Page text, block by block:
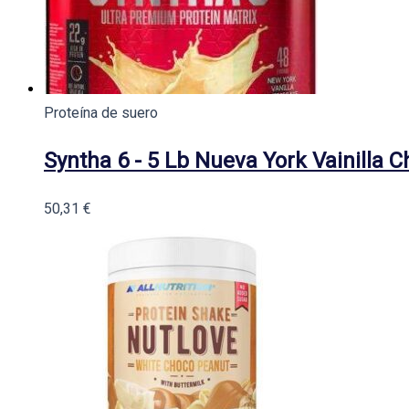
Proteína de suero
Syntha 6 - 5 Lb Nueva York Vainilla
50,31 €